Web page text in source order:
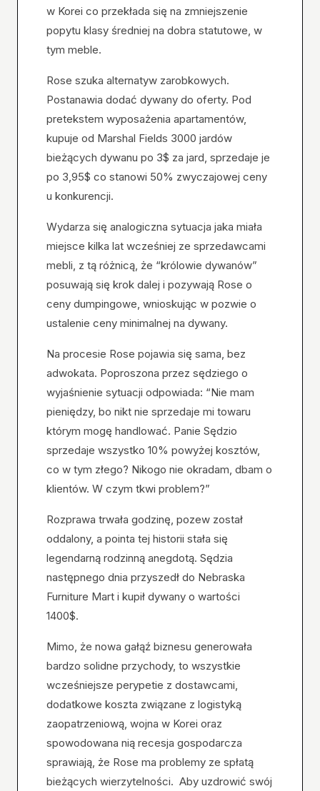
w Korei co przekłada się na zmniejszenie
popytu klasy średniej na dobra statutowe, w
tym meble.
Rose szuka alternatyw zarobkowych.
Postanawia dodać dywany do oferty. Pod
pretekstem wyposażenia apartamentów,
kupuje od Marshal Fields 3000 jardów
bieżących dywanu po 3$ za jard, sprzedaje je
po 3,95$ co stanowi 50% zwyczajowej ceny
u konkurencji.
Wydarza się analogiczna sytuacja jaka miała
miejsce kilka lat wcześniej ze sprzedawcami
mebli, z tą różnicą, że “królowie dywanów”
posuwają się krok dalej i pozywają Rose o
ceny dumpingowe, wnioskując w pozwie o
ustalenie ceny minimalnej na dywany.
Na procesie Rose pojawia się sama, bez
adwokata. Poproszona przez sędziego o
wyjaśnienie sytuacji odpowiada: “Nie mam
pieniędzy, bo nikt nie sprzedaje mi towaru
którym mogę handlować. Panie Sędzio
sprzedaje wszystko 10% powyżej kosztów,
co w tym złego? Nikogo nie okradam, dbam o
klientów. W czym tkwi problem?”
Rozprawa trwała godzinę, pozew został
oddalony, a pointa tej historii stała się
legendarną rodzinną anegdotą. Sędzia
następnego dnia przyszedł do Nebraska
Furniture Mart i kupił dywany o wartości
1400$.
Mimo, że nowa gałąź biznesu generowała
bardzo solidne przychody, to wszystkie
wcześniejsze perypetie z dostawcami,
dodatkowe koszta związane z logistyką
zaopatrzeniową, wojna w Korei oraz
spowodowana nią recesja gospodarcza
sprawiają, że Rose ma problemy ze spłatą
bieżących wierzytelności. Aby uzdrowić swój